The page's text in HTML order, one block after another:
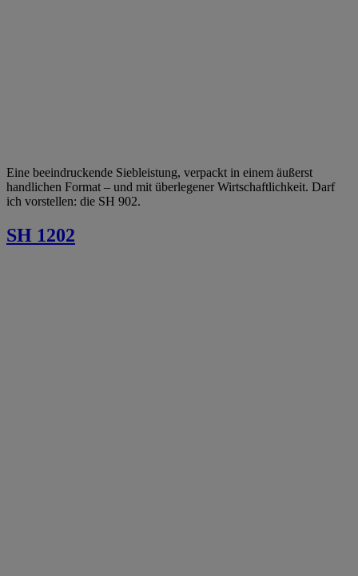
Eine beeindruckende Siebleistung, verpackt in einem äußerst
handlichen Format – und mit überlegener Wirtschaftlichkeit. Darf
ich vorstellen: die SH 902.
SH 1202